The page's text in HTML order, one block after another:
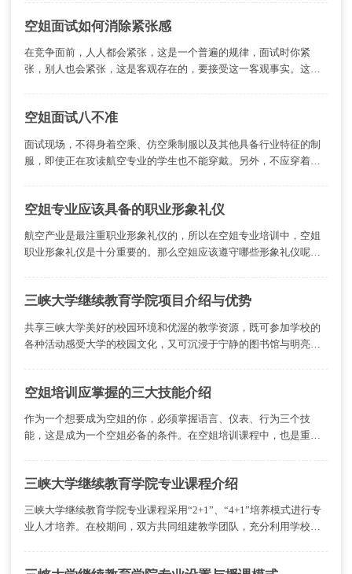
空姐面试如何消除紧张感
在竞争面前，人人都会紧张，这是一个普遍的规律，面试时你紧
张，别人也会紧张，这是客观存在的，要接受这一客观事实。这时
空姐面试八不准
面试现场，不得身着空乘、仿空乘制服以及其他具备行业特征的制
服，即使正在攻读航空专业的学生也不能穿戴。另外，不应穿着高
空姐专业应该具备的职业形象礼仪
航空产业是最注重职业形象礼仪的，所以在空姐专业培训中，空姐
职业形象礼仪是十分重要的。那么空姐应该遵守哪些形象礼仪呢？
三峡大学继续教育学院项目介绍与优势
共享三峡大学美好的校园环境和优渥的教学资源，既可参加学校的
各种活动感受大学的校园文化，又可沉浸于宁静的图书馆与明亮的
空姐培训应掌握的三大技能介绍
作为一个想要成为空姐的你，必须掌握语言、仪表、行为三个技
能，这是成为一个空姐必备的条件。在空姐培训课程中，也是重中
三峡大学继续教育学院专业课程介绍
三峡大学继续教育学院专业课程采用“2+1”、“4+1”培养模式进行专
业人才培养。在校期间，双方共同组建教学团队，充分利用学校和